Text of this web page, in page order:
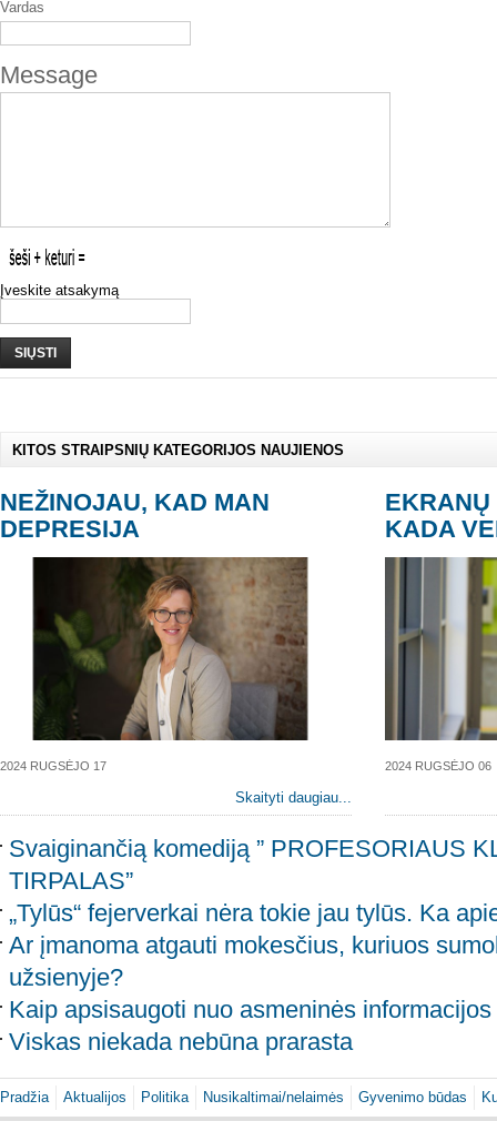
Vardas
Message
Įveskite atsakymą
SIŲSTI
KITOS STRAIPSNIŲ KATEGORIJOS NAUJIENOS
NEŽINOJAU, KAD MAN
DEPRESIJA
2024 RUGSĖJO 17
Skaityti daugiau...
EKRANŲ
KADA
2024 RUGSĖJO 06
Svaiginančią komediją ” PROFESORIAUS
TIRPALAS”
„Tylūs“ fejerverkai nėra tokie jau tylūs. Ka
Ar įmanoma atgauti mokesčius, kuriuos
užsienyje?
Kaip apsisaugoti nuo asmeninės
Viskas niekada nebūna prarasta
Pradžia Aktualijos Politika Nusikaltimai/nelaimės Gyvenimo būdas